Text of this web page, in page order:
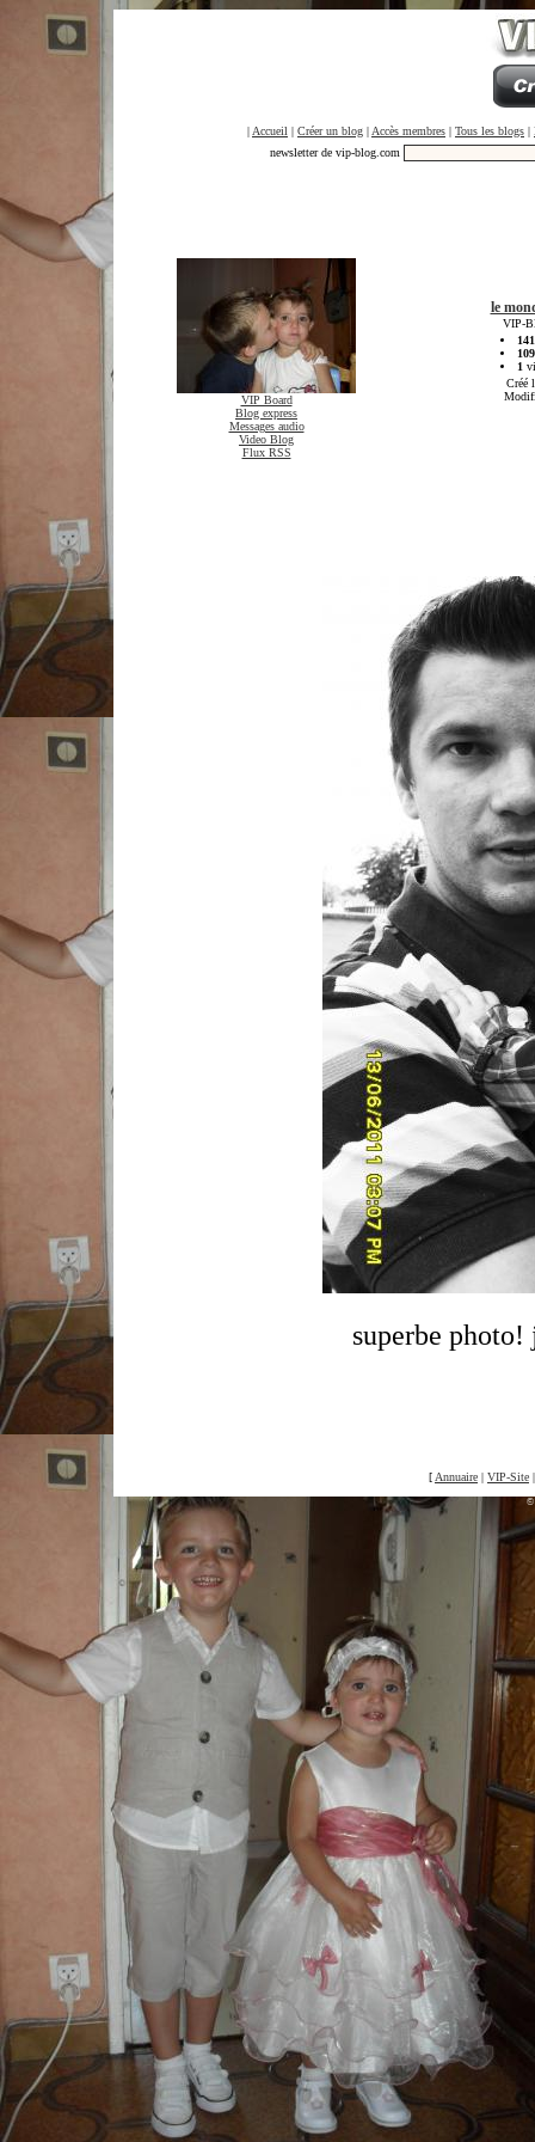
| Accueil | Créer un blog | Accès membres | Tous les blogs |
newsletter de vip-blog.com
VIP Board
Blog express
Messages audio
Video Blog
Flux RSS
le
VIP-
1
Créé
superbe
[ Annuaire | VIP-Site
©